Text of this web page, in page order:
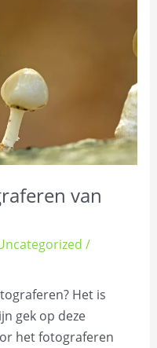
van
/
Het is
gek op deze
het fotograferen